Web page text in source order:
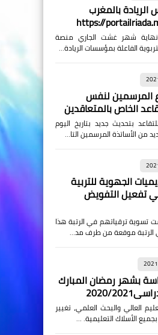
الريادة بالمغرب
https://
نهاية شهر غشت الجاري منصة
الفاعلة بمؤسسات الريادة…
المرسمين لنفس
الخاص بالمتعاقدين
بتحديث جديد بتاريخ اليوم
الجهوية للتربية
تفعيل التفويض
تسوية ترقياتهم في الرتبة هذا
الرتبة موقعة من طرف مد…
بشهر رمضان المبارك
2021
العالي والبحث العلمي، تغيير
الأسلاك التعليمية. …